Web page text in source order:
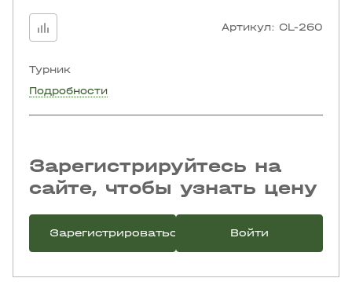
Артикул: CL-260
Турник
Подробности
Зарегистрируйтесь на
сайте, чтобы узнать цену
Зарегистрироваться Войти